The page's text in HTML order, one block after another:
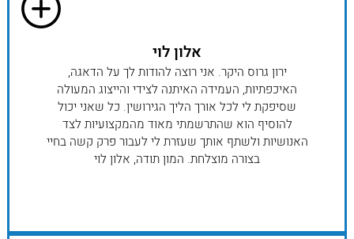
אלון לוי
ירון גרוס היקר. אני רוצה להודות לך על הדאגה,
האיכפתיות, העמידה האיתנה לצידי והייצוג המעולה
שסיפקת לי לכל אורך הליך הגירושין. כל שאני יכול
להוסיף הוא שהתרשמתי מאוד מהמקצועיות לצד
האנושיות ולשתף אותך שעזרת לי לעבור פרק קשה בחיי
בצורה מוצלחת. המון תודה, אלון לוי